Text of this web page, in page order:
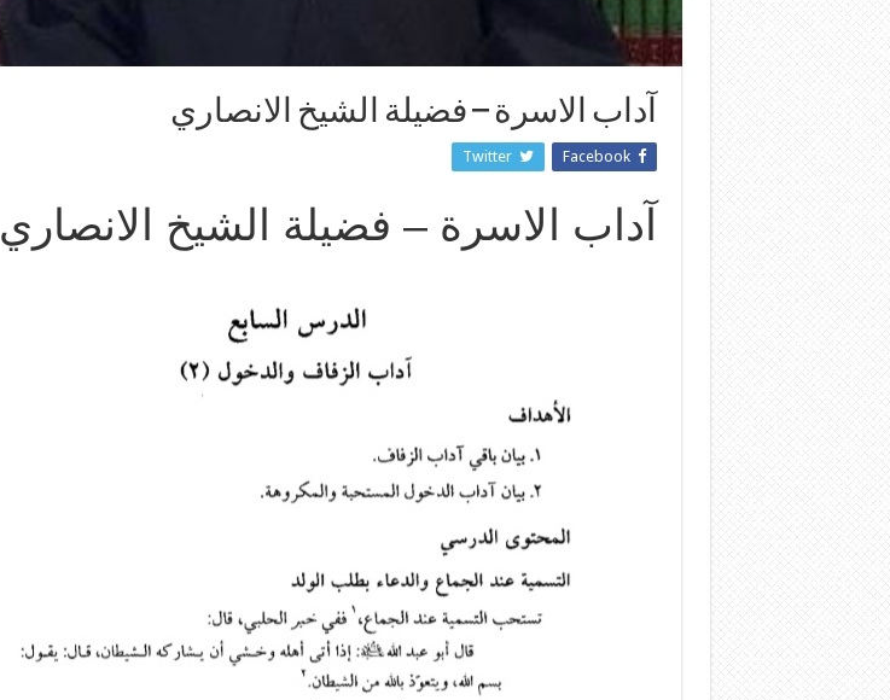
آداب الاسرة – فضيلة الشيخ الانصاري
Facebook
Twitter
آداب الاسرة – فضيلة الشيخ الانصاري